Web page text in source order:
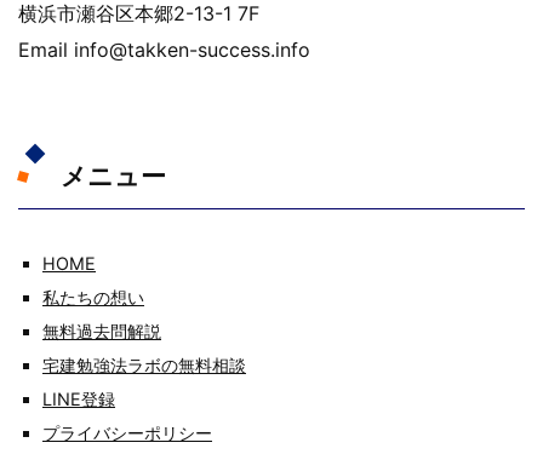
横浜市瀬谷区本郷2-13-1 7F
Email info@takken-success.info
メニュー
HOME
私たちの想い
無料過去問解説
宅建勉強法ラボの無料相談
LINE登録
プライバシーポリシー